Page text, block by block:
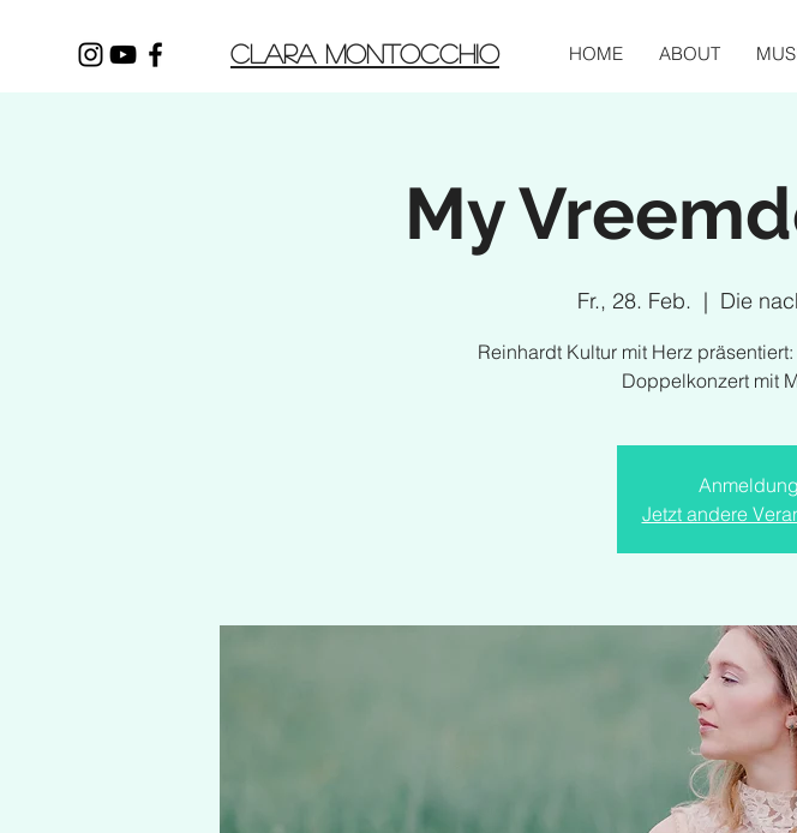
HOME ABOUT
CLARA MONTOCCHIO
My
Fr., 28. Feb.
  |
Die
Reinhardt Kultur mit Herz
Doppelkonzert mit
Jetzt andere